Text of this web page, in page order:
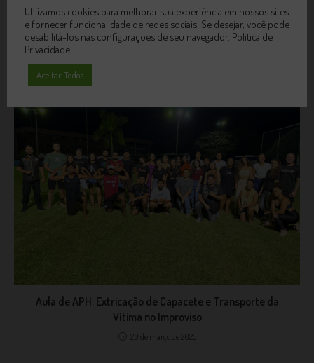
Cursos de Geografia e História fazem trabalho de campo
em Santa Teresa
Aula de APH: Extricação de Capacete e Transporte da
Vítima no Improviso
20 de março de 2025
Utilizamos cookies para melhorar sua experiência em nossos sites
e fornecer funcionalidade de redes sociais. Se desejar, você pode
desabilitá-los nas configurações de seu navegador. Política de
Privacidade
Aceitar Todos